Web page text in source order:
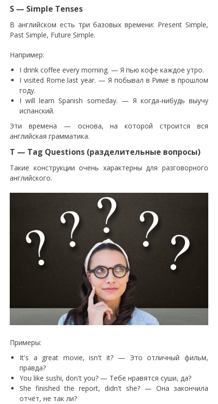
S — Simple Tenses
В английском есть три базовых времени: Present Simple,
Past Simple, Future Simple.
Например:
I drink coffee every morning. — Я пью кофе каждое утро.
I visited Rome last year. — Я побывал в Риме в прошлом
году.
I will learn Spanish someday. — Я когда-нибудь выучу
испанский.
Эти времена — основа, на которой строится вся
английская грамматика.
T — Tag Questions (разделительные вопросы)
Такие конструкции очень характерны для разговорного
английского.
Примеры:
It's a great movie, isn't it? — Это отличный фильм,
правда?
You like sushi, don't you? — Тебе нравятся суши, да?
She finished the report, didn't she? — Она закончила
отчёт, не так ли?